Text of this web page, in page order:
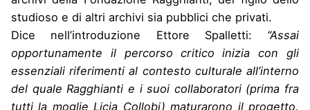
internazionale
all'indomani
Fascismo
quantità
studioso e di altri archivi sia pubblici che privati.
Dice nell’introduzione Ettore Spalletti: “Assai
opportunamente il percorso critico inizia con gli
essenziali riferimenti al contesto culturale all’interno
del quale Ragghianti e i suoi collaboratori (prima fra
tutti la moglie Licia Collobi) maturarono il progetto.